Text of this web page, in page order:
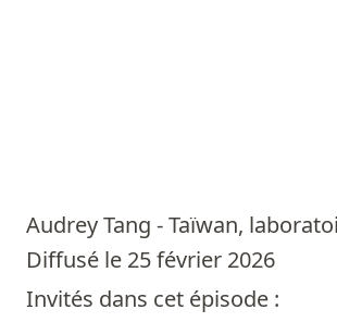
Audrey Tang - Taïwan,
Diffusé le 25 février 2026
Invités dans cet épisode :
Sources
Personnes